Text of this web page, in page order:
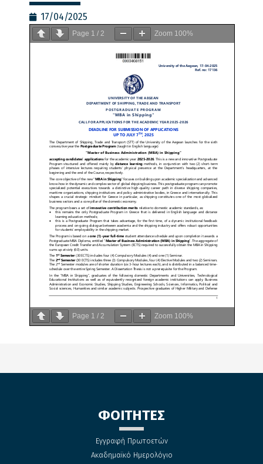
17/04/2025
Page 1 / 2 Zoom 100%
Page 1 / 2 Zoom 100%
ΦΟΙΤΗΤΕΣ
Εγγραφή Πρωτοετών
Ακαδημαϊκό Ημερολόγιο